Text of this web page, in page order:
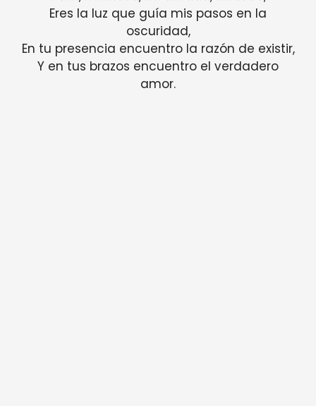
Eres la luz que guía mis pasos en la
oscuridad,
En tu presencia encuentro la razón de existir,
Y en tus brazos encuentro el verdadero
amor.